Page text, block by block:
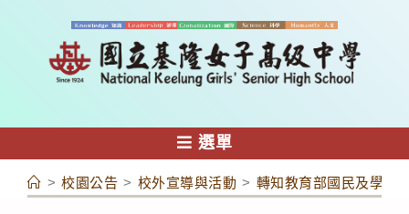
容
選單
> 校園公告 > 校外宣導與活動 > 轉知教育部國民及學前